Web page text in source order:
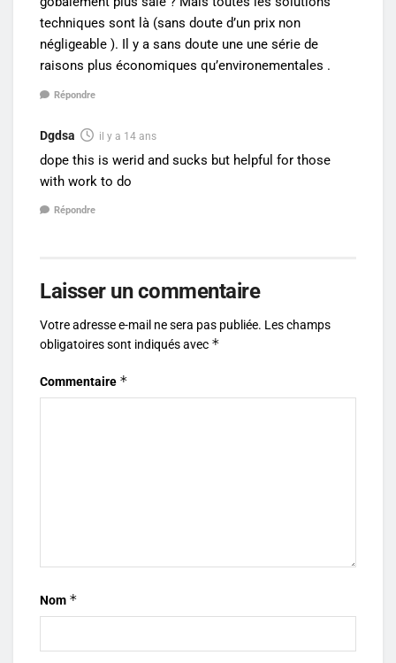
techniques sont là (sans doute d’un prix non
négligeable ). Il y a sans doute une une série de
raisons plus économiques qu’environementales .
Répondre
Dgdsa il y a 14 ans
dope this is werid and sucks but helpful for those
with work to do
Répondre
Laisser un commentaire
Votre adresse e-mail ne sera pas publiée. Les champs
obligatoires sont indiqués avec *
Commentaire *
Nom *